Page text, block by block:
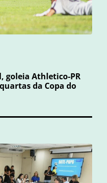
goleia Athletico-PR
da Copa do